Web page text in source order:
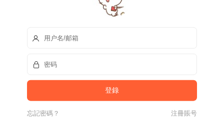
忘記密碼？ 注冊賬号